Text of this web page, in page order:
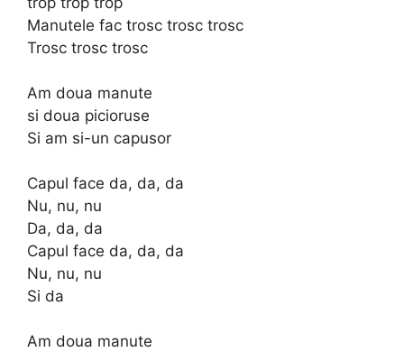
Manutele fac trosc trosc trosc
Trosc trosc trosc
Am doua manute
si doua picioruse
Si am si-un capusor
Capul face da, da, da
Nu, nu, nu
Da, da, da
Capul face da, da, da
Nu, nu, nu
Si da
Am doua manute